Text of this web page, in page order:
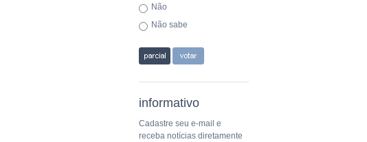
Não
Não sabe
informativo
Cadastre seu e-mail e
receba notícias diretamente